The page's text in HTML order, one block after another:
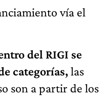
vía el
del RIGI se
categorías,las
son a partir de los